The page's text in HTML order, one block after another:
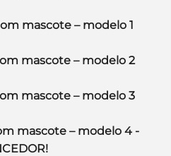
mascote – modelo 1
mascote – modelo 2
mascote – modelo 3
mascote – modelo 4 -